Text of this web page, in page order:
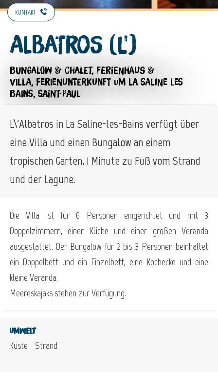
KONTAKT
Albatros (L')
BUNGALOW & CHALET, FERIENHAUS &
VILLA, FERIENUNTERKUNFT UM LA SALINE LES
BAINS, SAINT-PAUL
L\'Albatros in La Saline-les-Bains verfügt über
eine Villa und einen Bungalow an einem
tropischen Garten, 1 Minute zu Fuß vom Strand
und der Lagune.
Die Villa ist für 6 Personen eingerichtet und mit 3
Doppelzimmern, einer Küche und einer großen Veranda
ausgestattet. Der Bungalow für 2 bis 3 Personen beinhaltet
ein Doppelbett und ein Einzelbett, eine Kochecke und eine
kleine Veranda.
Meereskajaks stehen zur Verfügung.
Umwelt
Küste Strand